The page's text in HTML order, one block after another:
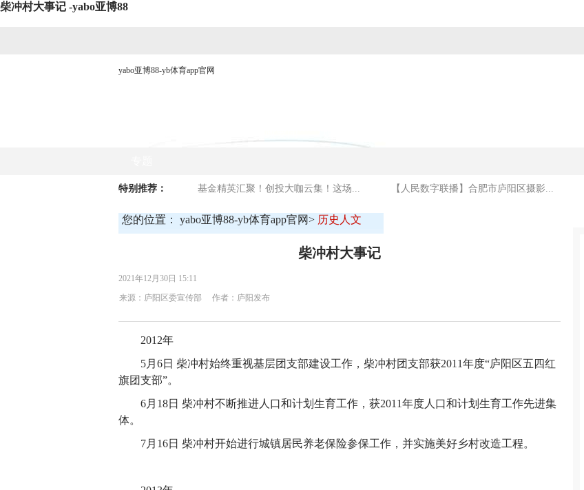
柴冲村大事记 -yabo亚博88
yabo亚博88-yb体育app官网
特别推荐： 基金精英汇聚！创投大咖云集！这场... 【人民数字联播】合肥市庐阳区摄影...
您的位置： yabo亚博88-yb体育app官网> 历史人文
柴冲村大事记
2021年12月30日 15:11
来源：庐阳区委宣传部 作者：庐阳发布
2012年
5月6日 柴冲村始终重视基层团支部建设工作，柴冲村团支部获2011年度“庐阳区五四红
旗团支部”。
6月18日 柴冲村不断推进人口和计划生育工作，获2011年度人口和计划生育工作先进集
体。
7月16日 柴冲村开始进行城镇居民养老保险参保工作，并实施美好乡村改造工程。